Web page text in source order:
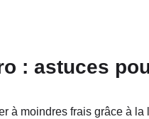
: astuces
à moindres frais grâce à la